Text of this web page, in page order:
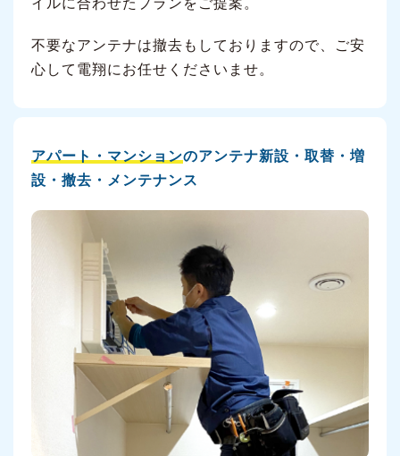
イルに合わせたプランをご提案。
不要なアンテナは撤去もしておりますので、ご安
心して電翔にお任せくださいませ。
アパート・マンションのアンテナ新設・取替・増
設・撤去・メンテナンス